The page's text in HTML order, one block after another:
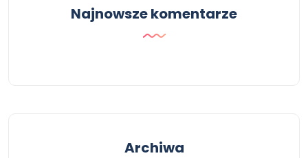
Najnowsze komentarze
Archiwa